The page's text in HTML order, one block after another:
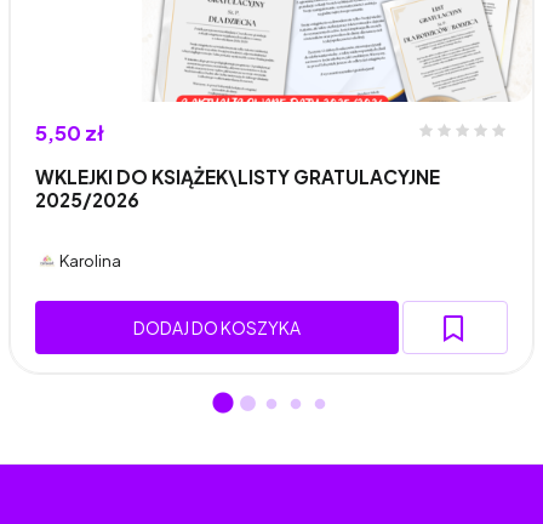
5,50 zł
WKLEJKI DO KSIĄŻEK\LISTY GRATULACYJNE
2025/2026
Karolina
DODAJ DO KOSZYKA